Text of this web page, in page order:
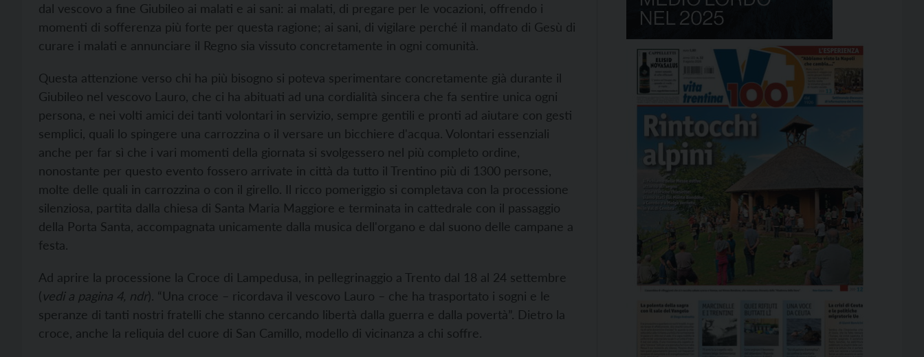
dal vescovo a fine Giubileo ai malati e ai sani: ai malati, di pregare per le vocazioni, offrendo i
momenti di sofferenza più forte per questa ragione; ai sani, di vigilare perché il mandato di Gesù di
curare i malati e annunciare il Regno sia vissuto concretamente in ogni comunità.
Questa attenzione verso chi ha più bisogno si poteva sperimentare concretamente già durante il
Giubileo nel vescovo Lauro, che ci ha abituati ad una cordialità sincera che fa sentire unica ogni
persona, e nei volti amici dei tanti volontari in servizio, sempre gentili e pronti ad aiutare con gesti
semplici, quali lo spingere una carrozzina o il versare un bicchiere d'acqua. Volontari essenziali
anche per far sì che i vari momenti della giornata si svolgessero nel più completo ordine,
nonostante per questo evento fossero arrivate in città da tutto il Trentino più di 1300 persone,
molte delle quali in carrozzina o con il girello. Il ricco pomeriggio si completava con la processione
silenziosa, partita dalla chiesa di Santa Maria Maggiore e terminata in cattedrale con il passaggio
della Porta Santa, accompagnata unicamente dalla musica dell'organo e dal suono delle campane a
festa.
Ad aprire la processione la Croce di Lampedusa, in pellegrinaggio a Trento dal 18 al 24 settembre
(vedi a pagina 4, ndr). “Una croce – ricordava il vescovo Lauro – che ha trasportato i sogni e le
speranze di tanti nostri fratelli che stanno cercando libertà dalla guerra e dalla povertà”. Dietro la
croce, anche la reliquia del cuore di San Camillo, modello di vicinanza a chi soffre.